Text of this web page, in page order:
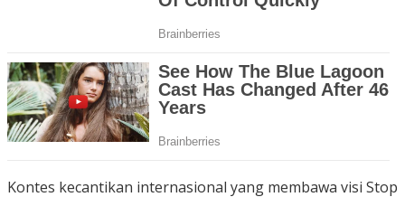
Kontes kecantikan internasional yang membawa visi Stop